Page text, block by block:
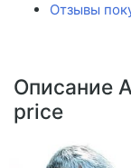
Отзывы
Описание
price